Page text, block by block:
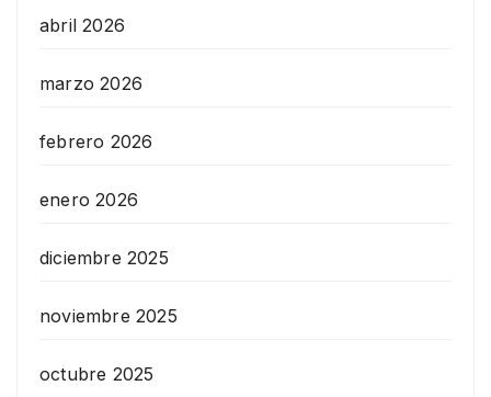
abril 2026
marzo 2026
febrero 2026
enero 2026
diciembre 2025
noviembre 2025
octubre 2025